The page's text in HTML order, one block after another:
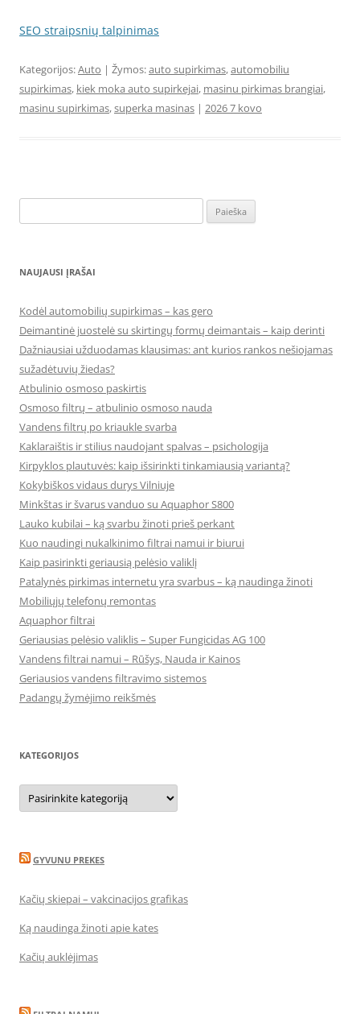
SEO straipsnių talpinimas
Kategorijos:Auto | Žymos:auto supirkimas,automobiliu
supirkimas, kiek moka auto supirkejai, masinu pirkimas brangiai,
masinu supirkimas,superka masinas | 2026 7 kovo
NAUJAUSI ĮRAŠAI
Kodėl automobilių supirkimas – kas gero
Deimantinė juostelė su skirtingų formų deimantais – kaip derinti
Dažniausiai užduodamas klausimas: ant kurios rankos nešiojamas
sužadėtuvių žiedas?
Atbulinio osmoso paskirtis
Osmoso filtrų – atbulinio osmoso nauda
Vandens filtrų po kriaukle svarba
Kaklaraištis ir stilius naudojant spalvas – psichologija
Kirpyklos plautuvės: kaip išsirinkti tinkamiausią variantą?
Kokybiškos vidaus durys Vilniuje
Minkštas ir švarus vanduo su Aquaphor S800
Lauko kubilai – ką svarbu žinoti prieš perkant
Kuo naudingi nukalkinimo filtrai namui ir biurui
Kaip pasirinkti geriausią pelėsio valiklį
Patalynės pirkimas internetu yra svarbus – ką naudinga žinoti
Mobiliųjų telefonų remontas
Aquaphor filtrai
Geriausias pelėsio valiklis – Super Fungicidas AG 100
Vandens filtrai namui – Rūšys, Nauda ir Kainos
Geriausios vandens filtravimo sistemos
Padangų žymėjimo reikšmės
KATEGORIJOS
Kategorijos
GYVUNU PREKES
Kačių skiepai – vakcinacijos grafikas
Ką naudinga žinoti apie kates
Kačių auklėjimas